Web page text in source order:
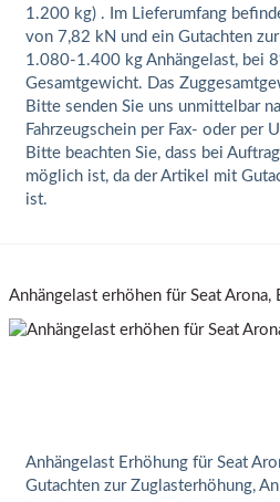
1.200 kg) . Im Lieferumfang
von 7,82 kN und ein Gutachten
1.080-1.400 kg Anhängelast, bei
Gesamtgewicht. Das
Bitte senden Sie uns unmittelbar
Fahrzeugschein per Fax- oder per
Bitte beachten Sie, dass bei
möglich ist, da der Artikel mit
ist.
Anhängelast erhöhen für Seat
Anhängelast Erhöhung für Seat
Gutachten zur Zuglasterhöhung,